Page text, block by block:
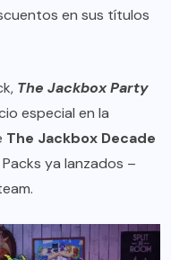
en sus títulos
The Jackbox Party
especial en la
The Jackbox Decade
ya lanzados –
.